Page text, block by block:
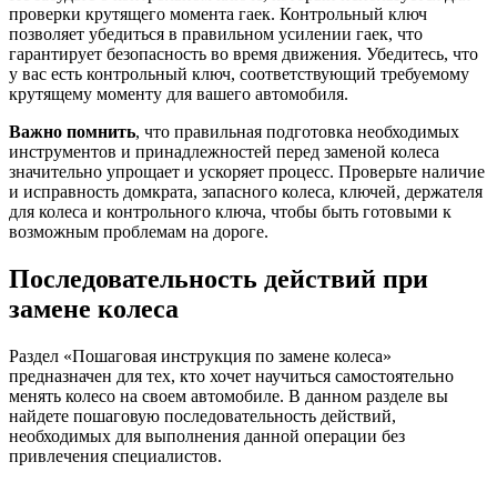
проверки крутящего момента гаек. Контрольный ключ
позволяет убедиться в правильном усилении гаек, что
гарантирует безопасность во время движения. Убедитесь, что
у вас есть контрольный ключ, соответствующий требуемому
крутящему моменту для вашего автомобиля.
Важно помнить, что правильная подготовка необходимых
инструментов и принадлежностей перед заменой колеса
значительно упрощает и ускоряет процесс. Проверьте наличие
и исправность домкрата, запасного колеса, ключей, держателя
для колеса и контрольного ключа, чтобы быть готовыми к
возможным проблемам на дороге.
Последовательность действий при
замене колеса
Раздел «Пошаговая инструкция по замене колеса»
предназначен для тех, кто хочет научиться самостоятельно
менять колесо на своем автомобиле. В данном разделе вы
найдете пошаговую последовательность действий,
необходимых для выполнения данной операции без
привлечения специалистов.